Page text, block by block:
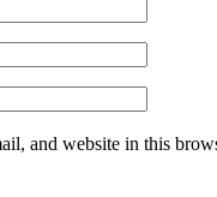
and website in this